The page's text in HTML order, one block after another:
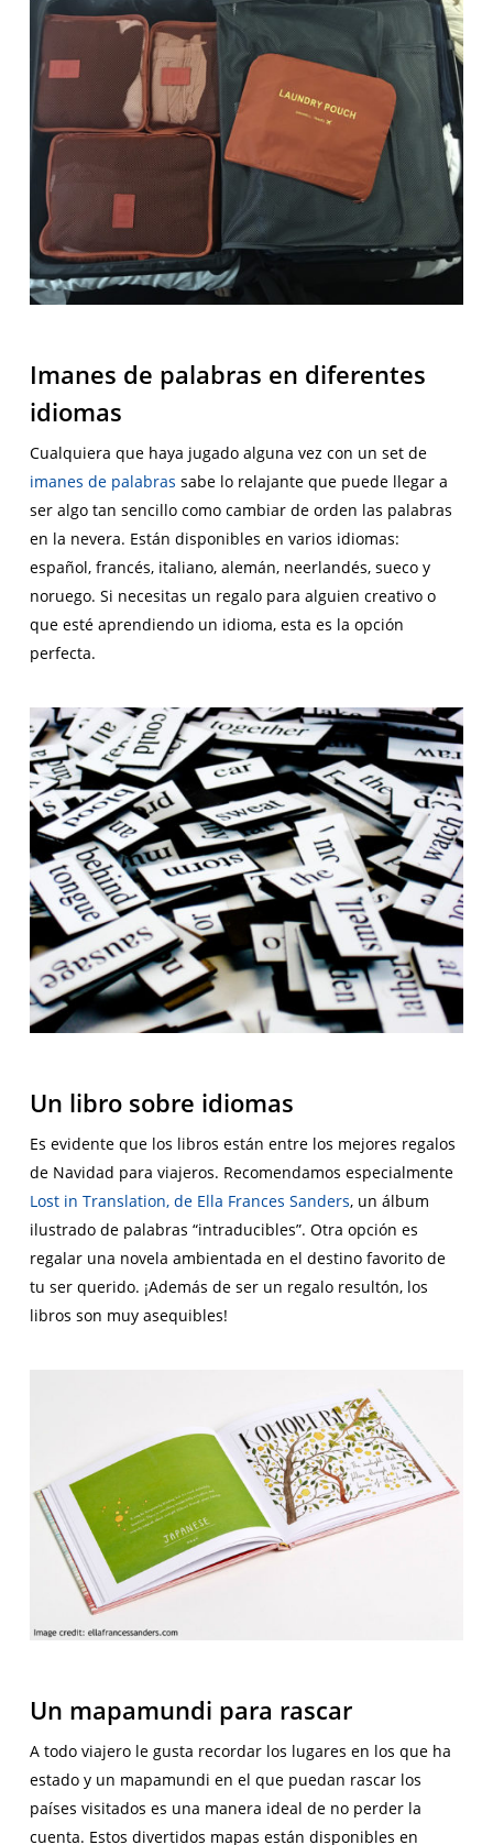
Imanes de palabras en diferentes
idiomas
Cualquiera que haya jugado alguna vez con un set de
imanes de palabras sabe lo relajante que puede llegar a
ser algo tan sencillo como cambiar de orden las palabras
en la nevera. Están disponibles en varios idiomas:
español, francés, italiano, alemán, neerlandés, sueco y
noruego. Si necesitas un regalo para alguien creativo o
que esté aprendiendo un idioma, esta es la opción
perfecta.
Un libro sobre idiomas
Es evidente que los libros están entre los mejores regalos
de Navidad para viajeros. Recomendamos especialmente
Lost in Translation, de Ella Frances Sanders,un álbum
ilustrado de palabras “intraducibles”. Otra opción es
regalar una novela ambientada en el destino favorito de
tu ser querido. ¡Además de ser un regalo resultón, los
libros son muy asequibles!
Un mapamundi para rascar
A todo viajero le gusta recordar los lugares en los que ha
estado y un mapamundi en el que puedan rascar los
países visitados es una manera ideal de no perder la
cuenta. Estos divertidos mapas están disponibles en